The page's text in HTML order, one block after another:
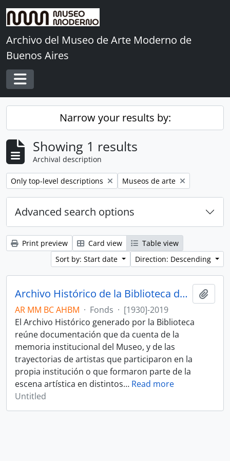
Skip to main content
Archivo del Museo de Arte Moderno de
Buenos Aires
Toggle navigation
Narrow your results by:
Showing 1 results
Archival description
Remove filter:
Only top-level descriptions Remove filter:
Museos de arte
Advanced search options
Print preview Card view
Table view
Sort by: Start date
Direction: Descending
Archivo Histórico de la Biblioteca del Museo
AR MM BC AHBM · Fonds · [1930]-2019
El Archivo Histórico generado por la Biblioteca
reúne documentación que da cuenta de la
memoria institucional del Museo, y de las
trayectorias de artistas que participaron en la
propia institución o que formaron parte de la
escena artística en distintos… Read more
Untitled